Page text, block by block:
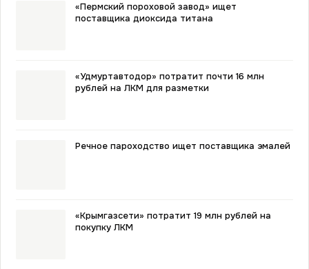
«Пермский пороховой завод» ищет
поставщика диоксида титана
«Удмуртавтодор» потратит почти 16 млн
рублей на ЛКМ для разметки
Речное пароходство ищет поставщика эмалей
«Крымгазсети» потратит 19 млн рублей на
покупку ЛКМ